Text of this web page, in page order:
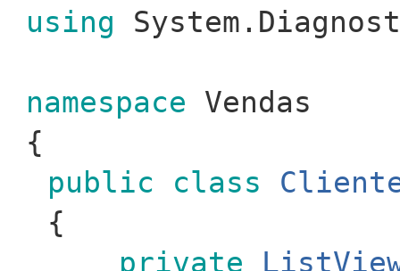
using
namespace Vendas
{
public
class
{
private